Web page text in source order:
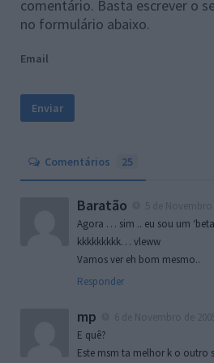
comentário. Basta escrever o
no formulário abaixo.
Email
Comentários 25
Baratão
Agora … sim .. eu sou um ‘beta
kkkkkkkkk… vleww
Vamos ver eh bom mesmo..
Responder
mp
E quê?
Este msm ta melhor k o outro